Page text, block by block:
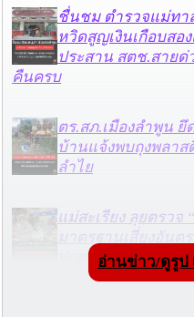
ชื่นชม ตำรวจแม่ทา
หวิดสูญเงินเกือบสอ
ประสาน สตช.สายด่
คืนครบ
ตร.สภ.เมืองลำพูน ยึ
บ้านแจ้งพบถุงพลาส
ลำไย
แม่สะเรียง ลุยตรวจ
มาตรฐานเสี่ยงอันต
ปกครองเฝ้าระวังบุ
อ่านข่าว/ดูรูป